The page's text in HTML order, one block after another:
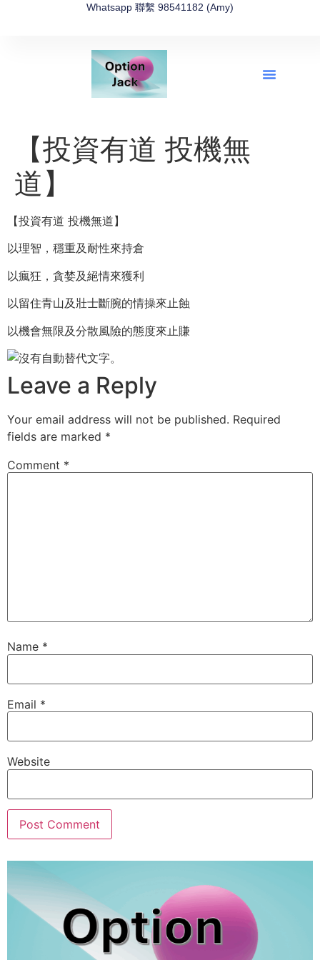
Whatsapp 聯繫 98541182 (Amy)
【投資有道 投機無
道】
【投資有道 投機無道】
以理智，穩重及耐性來持倉
以瘋狂，貪婪及絕情來獲利
以留住青山及壯士斷腕的情操來止蝕
以機會無限及分散風險的態度來止賺
Leave a Reply
Your email address will not be published. Required
fields are marked *
Comment *
Name *
Email *
Website